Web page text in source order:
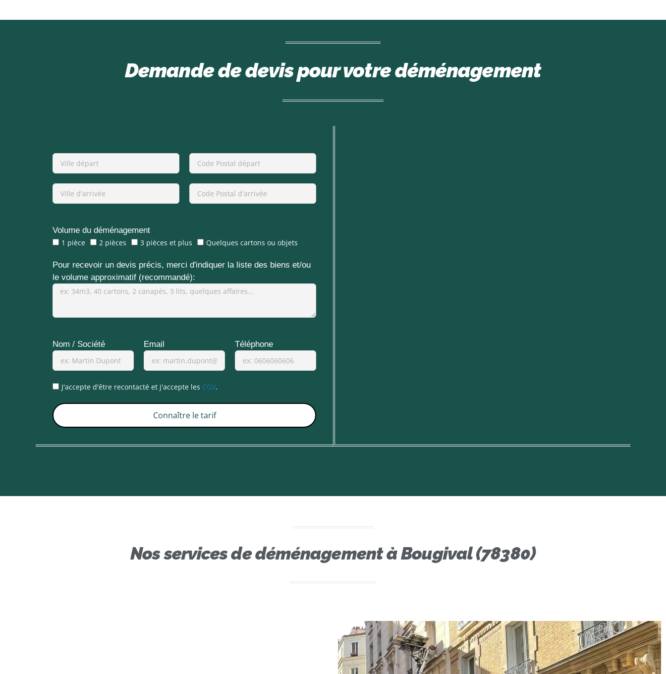
Demande de devis pour votre déménagement
Volume du déménagement
1 pièce
2 pièces 3 pièces et plus Quelques cartons ou objets
Pour recevoir un devis précis, merci d'indiquer la liste des biens et/ou
le volume approximatif (recommandé):
Nom / Société Email Téléphone
J'accepte d'être recontacté et j'accepte les CGV.
Connaître le tarif
Nos services de déménagement à Bougival (78380)